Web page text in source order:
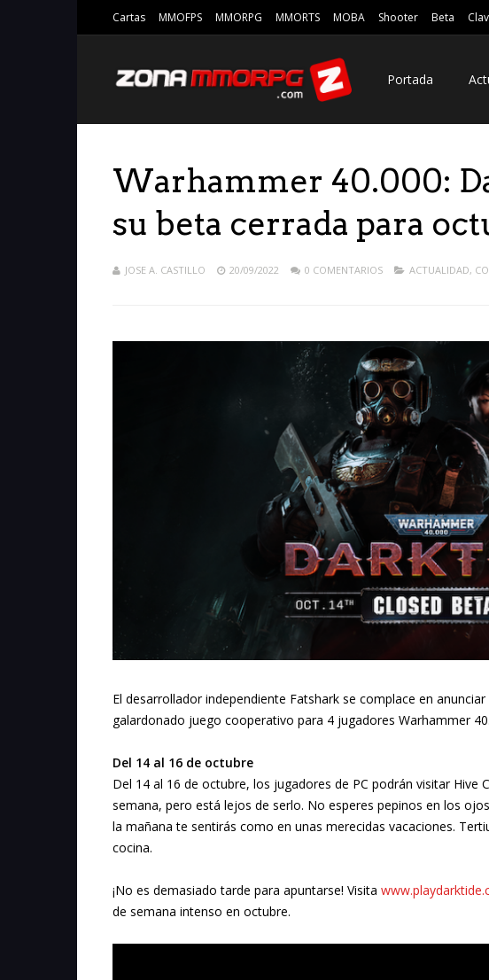
Cartas MMOFPS MMORPG MMORTS MOBA Shooter Beta
Portada
Warhammer 40.000:
su beta cerrada para
JOSE A. CASTILLO 20/09/2022 0 COMENTARIOS ACTUALIDAD,
El desarrollador independiente Fatshark se complace en
galardonado juego cooperativo para 4 jugadores Warhammer
Del 14 al 16 de octubre
Del 14 al 16 de octubre, los jugadores de PC podrán visitar Hive
semana, pero está lejos de serlo. No esperes pepinos en los
la mañana te sentirás como en unas merecidas vacaciones.
cocina.
¡No es demasiado tarde para apuntarse! Visita
de semana intenso en octubre.